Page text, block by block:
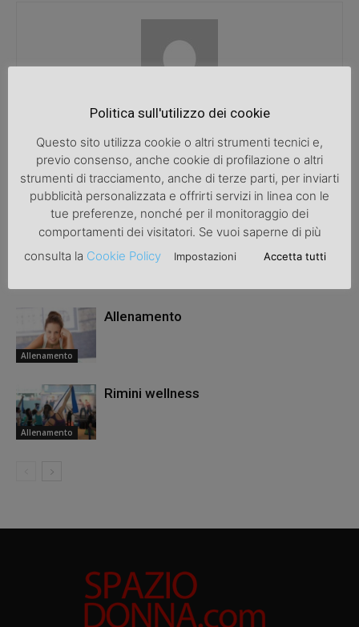
SpazioDonna
ARTICOLI CORRELATI ALTRO DALL'AUTORE
Allenarsi in casa
Allenamento
Allenamento
Allenamento
Rimini wellness
Politica sull'utilizzo dei cookie
Questo sito utilizza cookie o altri strumenti tecnici e,
previo consenso, anche cookie di profilazione o altri
strumenti di tracciamento, anche di terze parti, per inviarti
pubblicità personalizzata e offrirti servizi in linea con le
tue preferenze, nonché per il monitoraggio dei
comportamenti dei visitatori. Se vuoi saperne di più
consulta la Cookie Policy Impostazioni Accetta tutti